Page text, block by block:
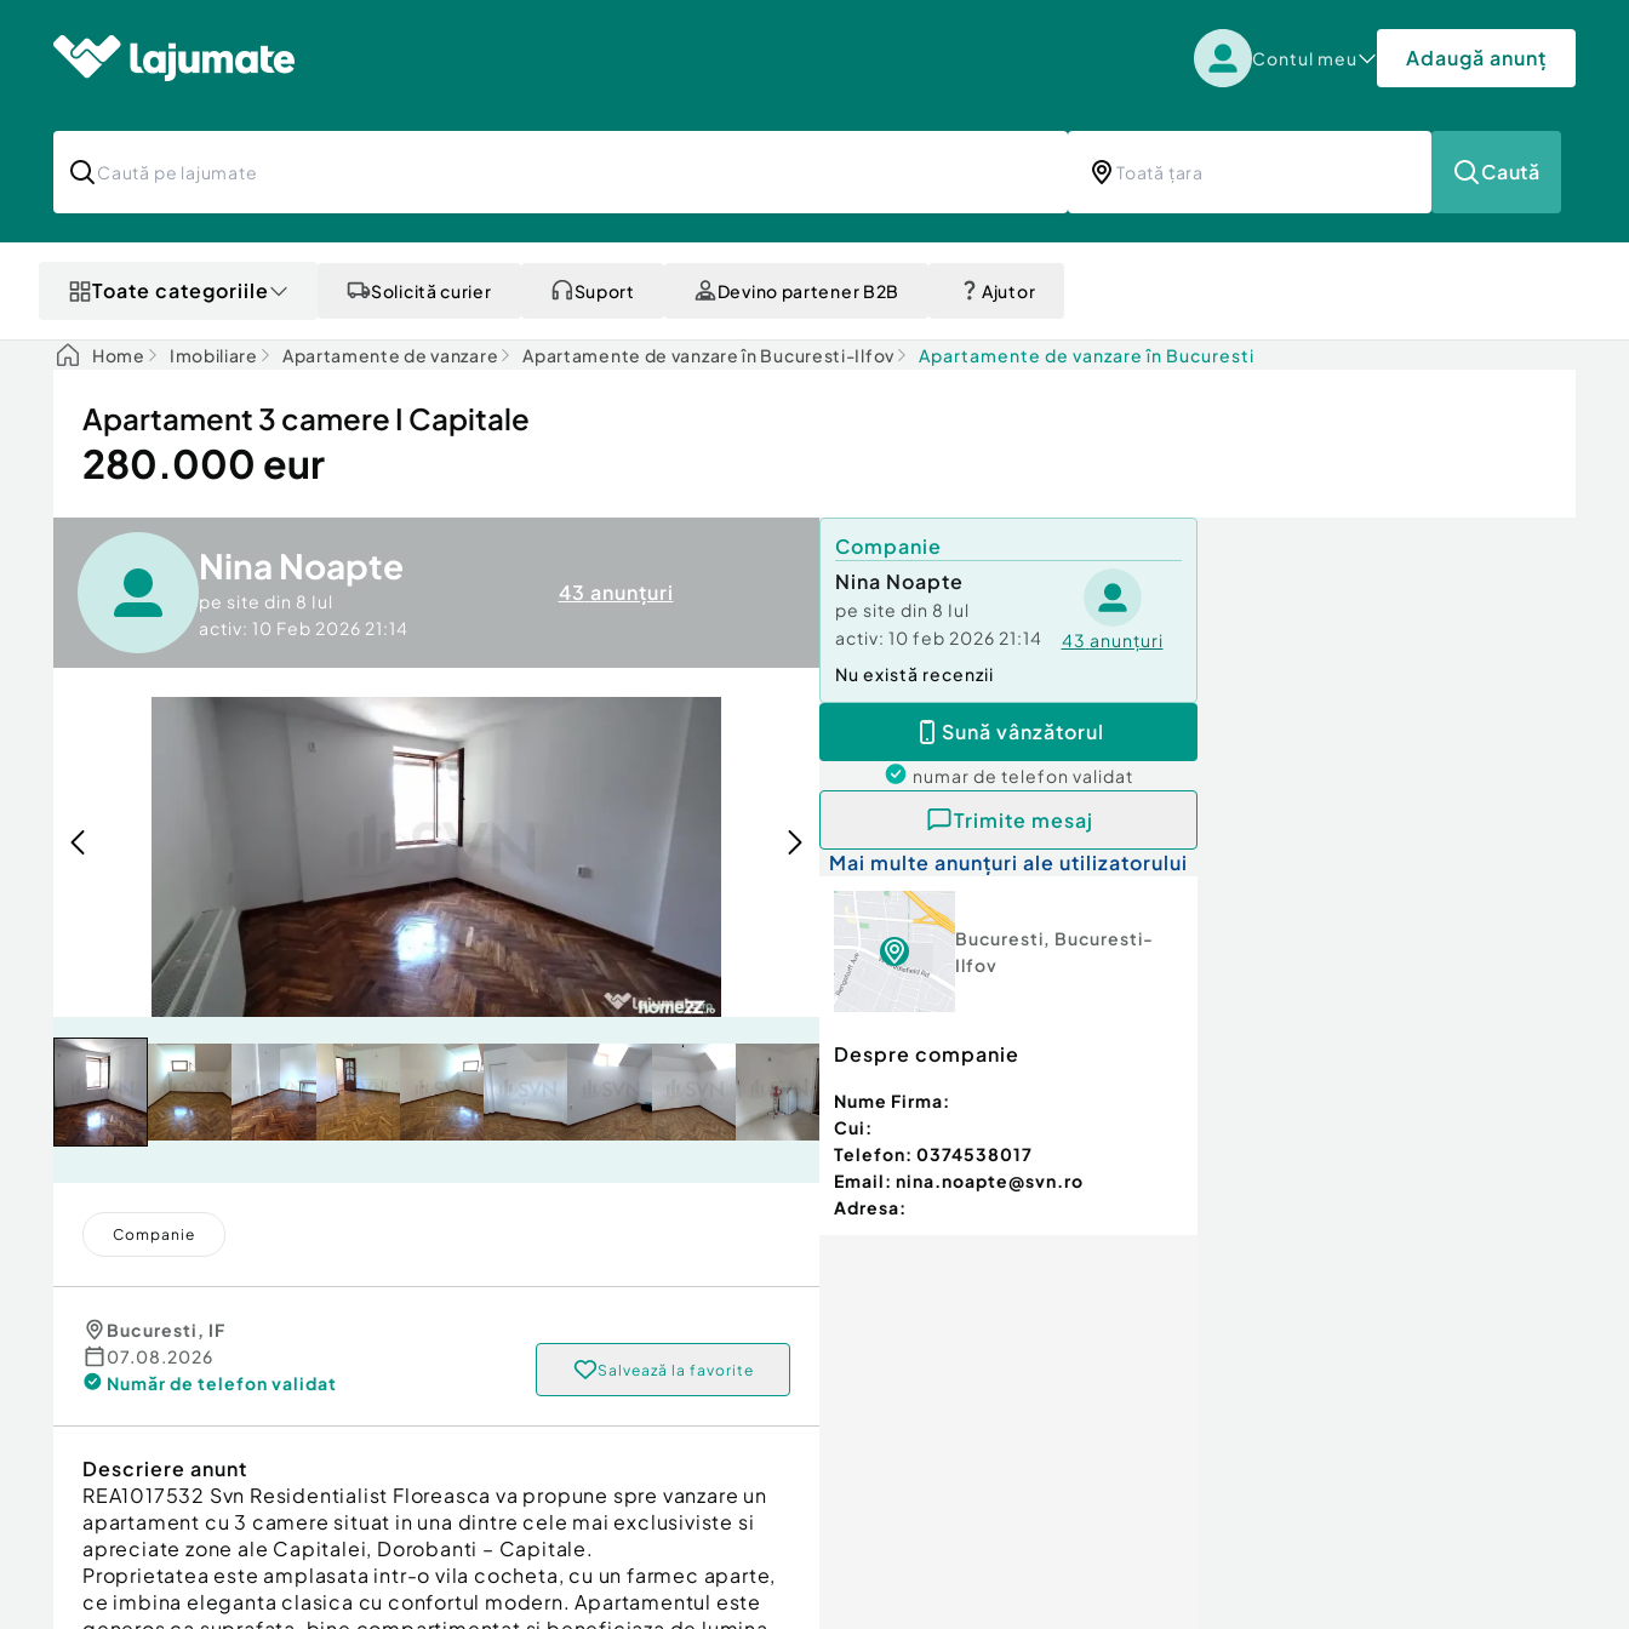
Contul meu Adaugă anunț
Caută
Toate categoriile Solicită curier Suport Devino partener B2B Ajutor
Home Imobiliare Apartamente de vanzare Apartamente de vanzare în Bucuresti-Ilfov Apartamente de vanzare în Bucuresti
Apartament 3 camere I Capitale
280.000 eur
Nina Noapte
pe site din 8 Iul
activ: 10 Feb 2026 21:14
43 anunțuri
Companie
Bucuresti, IF
07.08.2026
Număr de telefon validat
Salvează la favorite
Descriere anunt
REA1017532 Svn Residentialist Floreasca va propune spre vanzare un
apartament cu 3 camere situat in una dintre cele mai exclusiviste si
apreciate zone ale Capitalei, Dorobanti – Capitale.
Proprietatea este amplasata intr-o vila cocheta, cu un farmec aparte,
ce imbina eleganta clasica cu confortul modern. Apartamentul este
Companie
Nina Noapte
pe site din 8 Iul
activ: 10 feb 2026 21:14 43 anunțuri
Nu există recenzii
Sună vânzătorul
numar de telefon validat
Trimite mesaj
Mai multe anunțuri ale utilizatorului
Bucuresti, Bucuresti-
Ilfov
Despre companie
Nume Firma:
Cui:
Telefon: 0374538017
Email: nina.noapte@svn.ro
Adresa: